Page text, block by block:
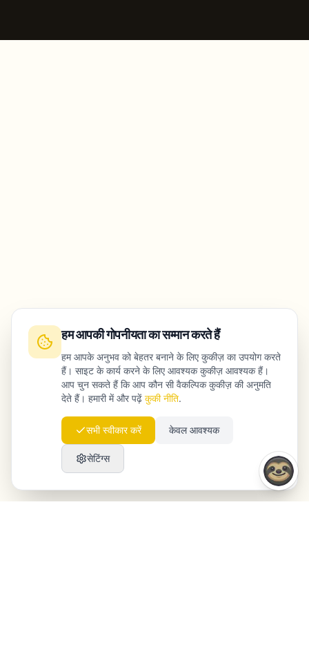
हम आपकी गोपनीयता का सम्मान करते हैं
हम आपके अनुभव को बेहतर बनाने के लिए कुकीज़ का उपयोग करते
हैं। साइट के कार्य करने के लिए आवश्यक कुकीज़ आवश्यक हैं।
आप चुन सकते हैं कि आप कौन सी वैकल्पिक कुकीज़ की अनुमति
देते हैं। हमारी में और पढ़ें कुकी नीति.
सभी स्वीकार करें केवल आवश्यक
सेटिंग्स